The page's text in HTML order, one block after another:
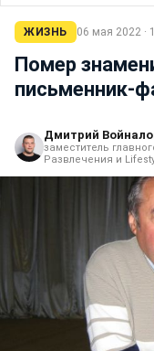
ЖИЗНЬ 06 мая 2022 ·
Помер
письменник-
Дмитрий
заместитель
Развлечения и